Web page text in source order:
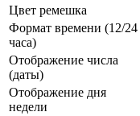
Цвет ремешка
Формат времени (12/24
часа)
Отображение числа
(даты)
Отображение дня
недели